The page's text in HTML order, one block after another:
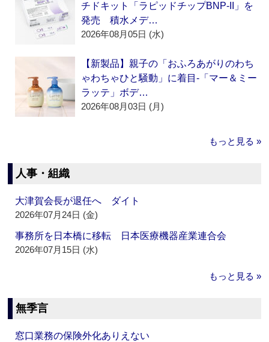
チドキット「ラピッドチップBNP-II」を
発売 積水メデ…
2026年08月05日 (水)
【新製品】親子の「おふろあがりのわち
ゃわちゃひと騒動」に着目‐「マー＆ミー
ラッテ」ボデ…
2026年08月03日 (月)
もっと見る »
人事・組織
大津賀会長が退任へ ダイト
2026年07月24日 (金)
事務所を日本橋に移転 日本医療機器産業連合会
2026年07月15日 (水)
もっと見る »
無季言
窓口業務の保険外化ありえない